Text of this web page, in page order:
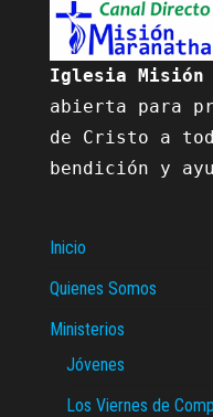
Iglesia Misión
abierta para
de Cristo a
bendición y
Inicio
Quienes Somos
Ministerios
Jóvenes
Los Viernes de